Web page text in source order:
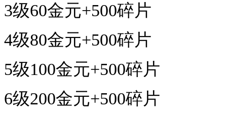
3级60金元+500碎片
4级80金元+500碎片
5级100金元+500碎片
6级200金元+500碎片